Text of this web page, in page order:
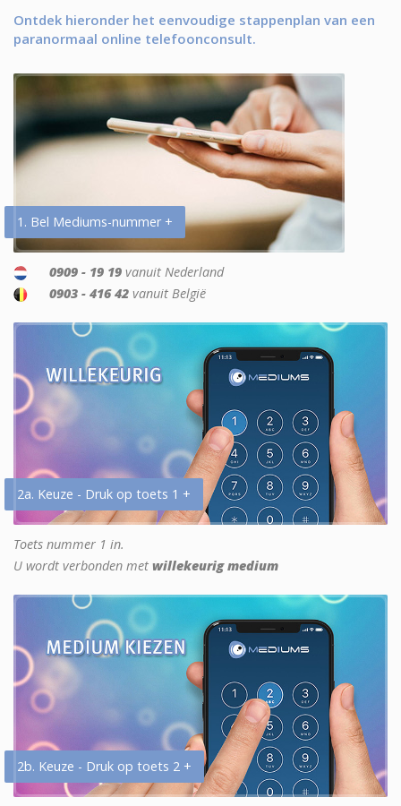
Ontdek hieronder het eenvoudige stappenplan van een
paranormaal online telefoonconsult.
1. Bel Mediums-nummer +
0909 - 19 19 vanuit Nederland
0903 - 416 42 vanuit België
2a. Keuze - Druk op toets 1 +
Toets nummer 1 in.
U wordt verbonden met willekeurig medium
2b. Keuze - Druk op toets 2 +